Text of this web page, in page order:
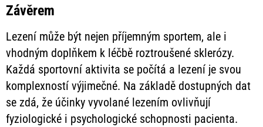
Závěrem
Lezení může být nejen příjemným sportem, ale i
vhodným doplňkem k léčbě roztroušené sklerózy.
Každá sportovní aktivita se počítá a lezení je svou
komplexností výjimečné. Na základě dostupných dat
se zdá, že účinky vyvolané lezením ovlivňují
fyziologické i psychologické schopnosti pacienta.